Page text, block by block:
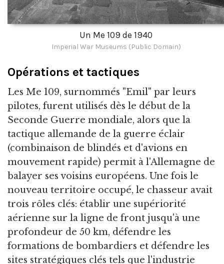
Un Me 109 de 1940
Imperial War Museums (Public Domain)
Opérations et tactiques
Les Me 109, surnommés "Emil" par leurs
pilotes, furent utilisés dès le début de la
Seconde Guerre mondiale, alors que la
tactique allemande de la guerre éclair
(combinaison de blindés et d'avions en
mouvement rapide) permit à l'Allemagne de
balayer ses voisins européens. Une fois le
nouveau territoire occupé, le chasseur avait
trois rôles clés: établir une supériorité
aérienne sur la ligne de front jusqu'à une
profondeur de 50 km, défendre les
formations de bombardiers et défendre les
sites stratégiques clés tels que l'industrie